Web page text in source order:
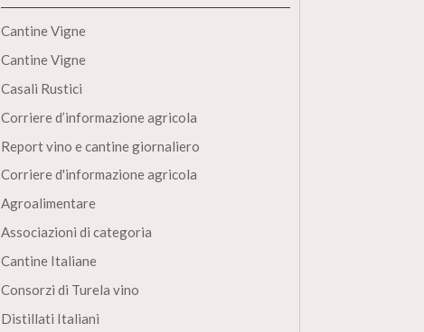
Cantine Vigne
Cantine Vigne
Casali Rustici
Corriere d’informazione agricola
Report vino e cantine giornaliero
Corriere d'informazione agricola
Agroalimentare
Associazioni di categoria
Cantine Italiane
Consorzi di Turela vino
Distillati Italiani